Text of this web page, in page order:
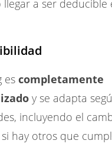
a ser deducible
es completamente
y se adapta
incluyendo el
hay otros que